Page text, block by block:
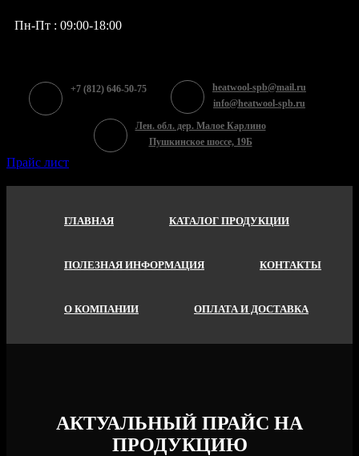
Пн-Пт : 09:00-18:00
+7 (812) 646-50-75
heatwool-spb@mail.ru
info@heatwool-spb.ru
Лен. обл. дер. Малое Карлино
Пушкинское шоссе, 19Б
Прайс лист
ГЛАВНАЯ КАТАЛОГ ПРОДУКЦИИ
ПОЛЕЗНАЯ ИНФОРМАЦИЯ КОНТАКТЫ
О КОМПАНИИ ОПЛАТА И ДОСТАВКА
АКТУАЛЬНЫЙ ПРАЙС НА
ПРОДУКЦИЮ